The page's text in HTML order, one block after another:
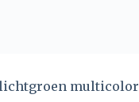
multicolor